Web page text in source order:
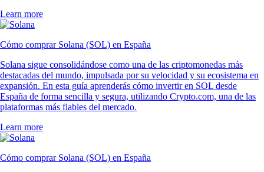
Learn more
Cómo comprar Solana (SOL) en España
Solana sigue consolidándose como una de las criptomonedas más
destacadas del mundo, impulsada por su velocidad y su ecosistema en
expansión. En esta guía aprenderás cómo invertir en SOL desde
España de forma sencilla y segura, utilizando Crypto.com, una de las
plataformas más fiables del mercado.
Learn more
Cómo comprar Solana (SOL) en España